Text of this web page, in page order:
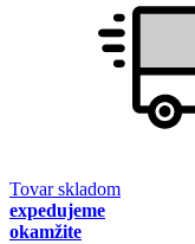
Tovar skladom
expedujeme
okamžite